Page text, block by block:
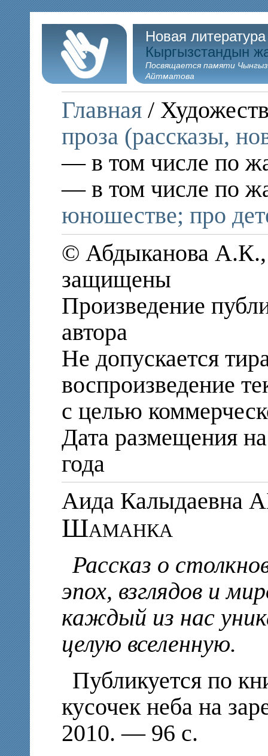
Новая
Кыргызстандын
Посвящается памяти
Айтматова
Главная /
проза (рассказы,
— в том числе по
— в том числе по
юношестве; про
© Абдыканова А.К.,
защищены
Произведение
автора
Не допускается
воспроизведение
с целью
Дата размещения
года
Аида
Шаманка
Рассказ о
эпох, взглядов и
каждый из нас
целую вселенную.
Публикуется по
кусочек неба на
2010. — 96 с.